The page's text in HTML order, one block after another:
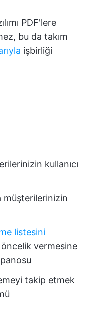
PDF'lere
bu da takım
işbirliği
kullanıcı
müşterilerinizin
listesini
vermesine
takip etmek